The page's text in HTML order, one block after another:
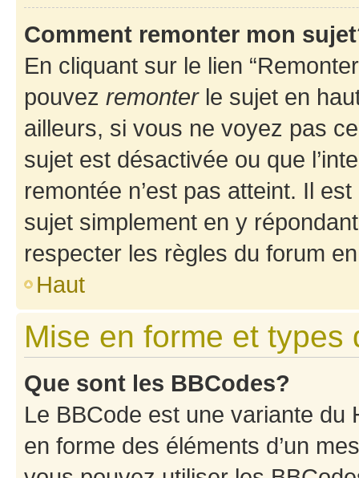
Comment remonter mon
En cliquant sur le lien
pouvez remonterle sujet en
ailleurs, si vous ne voyez pas
sujet est désactivée ou que
remontée n’est pas atteint. Il
sujet simplement en y
respecter les règles du forum
Haut
Mise en forme et types
Que sont les BBCodes?
Le BBCode est une variante du
en forme des éléments d’un